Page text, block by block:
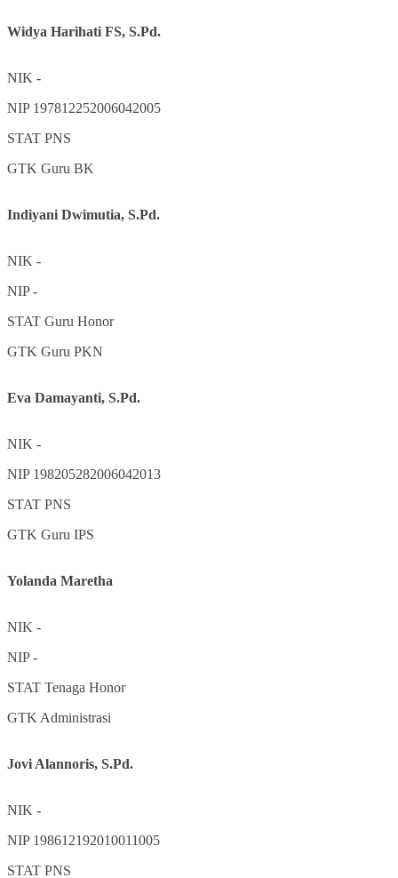
Widya Harihati FS, S.Pd.
NIK -
NIP 197812252006042005
STAT PNS
GTK Guru BK
Indiyani Dwimutia, S.Pd.
NIK -
NIP-
STAT Guru Honor
GTK Guru PKN
Eva Damayanti, S.Pd.
NIK -
NIP 198205282006042013
STAT PNS
GTK Guru IPS
Yolanda Maretha
NIK -
NIP-
STAT Tenaga Honor
GTK Administrasi
Jovi Alannoris, S.Pd.
NIK -
NIP 198612192010011005
STAT PNS